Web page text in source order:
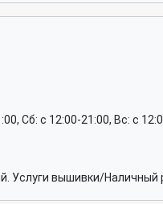
Сб: c 12:00-21:00, Вс: c
Услуги вышивки/Наличный